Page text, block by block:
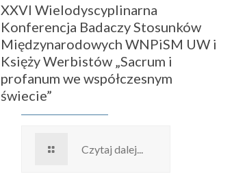
XXVI Wielodyscyplinarna
Konferencja Badaczy Stosunków
Międzynarodowych WNPiSM UW i
Księży Werbistów „Sacrum i
profanum we współczesnym
świecie”
Czytaj dalej...